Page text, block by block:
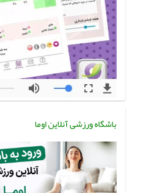
باشگاه ورزشی آنلاین اوما